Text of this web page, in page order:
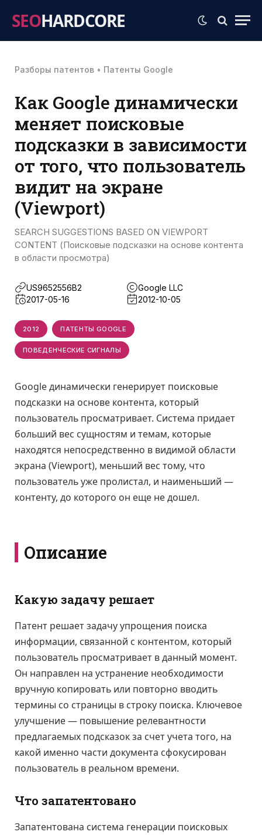
SEOHARDCORE
Разборы патентов • Патенты Google
Как Google динамически
меняет поисковые
подсказки в зависимости
от того, что пользователь
видит на экране
(Viewport)
SEARCH SUGGESTIONS BASED ON VIEWPORT
CONTENT (Поисковые подсказки на основе контента
в области просмотра)
US9652556B2
Google LLC
2017-05-16
2012-10-05
2012 ПАТЕНТЫ GOOGLE
ПОВЕДЕНЧЕСКИЕ СИГНАЛЫ
Google динамически генерирует поисковые
подсказки на основе контента, который
пользователь просматривает. Система придает
больший вес сущностям и темам, которые
находятся непосредственно в видимой области
экрана (Viewport), меньший вес тому, что
пользователь уже пролистал, и наименьший —
контенту, до которого он еще не дошел.
Описание
Какую задачу решает
Патент решает задачу упрощения поиска
информации, связанной с контентом, который
пользователь просматривает в данный момент.
Он направлен на устранение необходимости
вручную копировать или повторно вводить
термины со страницы в строку поиска. Ключевое
улучшение — повышение релевантности
предлагаемых подсказок за счет учета того, на
какой именно части документа сфокусирован
пользователь в реальном времени.
Что запатентовано
Запатентована система генерации поисковых